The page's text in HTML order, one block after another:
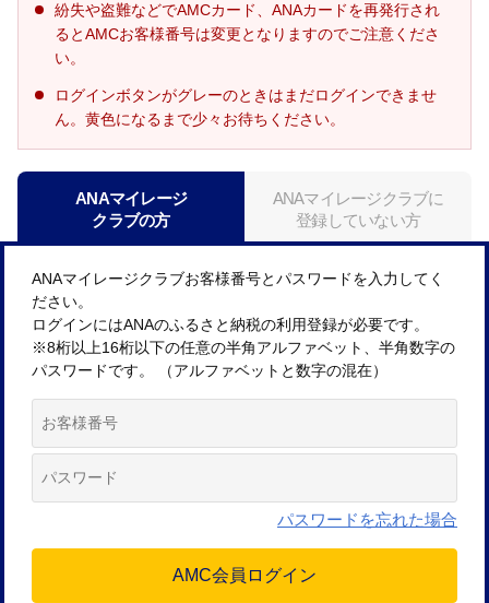
紛失や盗難などでAMCカード、ANAカードを再発行され
るとAMCお客様番号は変更となりますのでご注意くださ
い。
ログインボタンがグレーのときはまだログインできませ
ん。黄色になるまで少々お待ちください。
ANAマイレージ
クラブの方
ANAマイレージクラブに
登録していない方
ANAマイレージクラブお客様番号とパスワードを入力してく
ださい。
ログインにはANAのふるさと納税の利用登録が必要です。
※8桁以上16桁以下の任意の半角アルファベット、半角数字の
パスワードです。 （アルファベットと数字の混在）
パスワードを忘れた場合